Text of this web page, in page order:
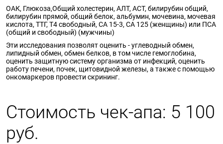
ОАК, Глюкоза,Общий холестерин, АЛТ, АСТ, билирубин общий,
билирубин прямой, общий белок, альбумин, мочевина, мочевая
кислота, ТТГ, Т4 свободный, СА 15-3, СА 125 (женщины) или ПСА
(общий и свободный) (мужчины)
Эти исследования позволят оценить - углеводный обмен,
липидный обмен, обмен белков, в том числе гемоглобина,
оценить защитную систему организма от инфекций, оценить
работу печени, почек, щитовидной железы, а также с помощью
онкомаркеров провести скрининг.
Стоимость чек-апа: 5 100
руб.